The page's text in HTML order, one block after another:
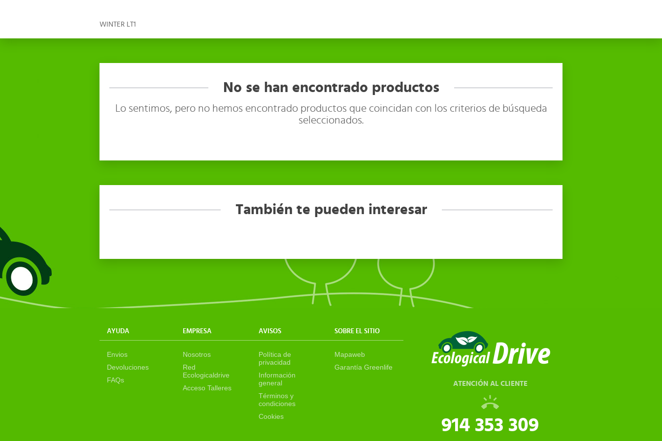
WINTER LT1
No se han encontrado productos
Lo sentimos, pero no hemos encontrado productos que coincidan con los criterios de búsqueda
seleccionados.
También te pueden interesar
AYUDA EMPRESA AVISOS SOBRE EL SITIO
Envios
Devoluciones
FAQs
Nosotros
Red
Ecologicaldrive
Acceso Talleres
Política de
privacidad
Información
general
Términos y
condiciones
Cookies
Mapaweb
Garantía Greenlife
ATENCIÓN AL CLIENTE
914 353 309